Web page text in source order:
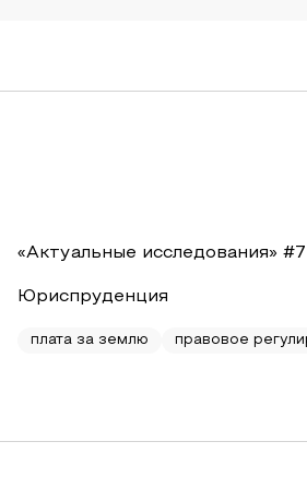
«Актуальные исследования»
Юриспруденция
плата за землю правовое